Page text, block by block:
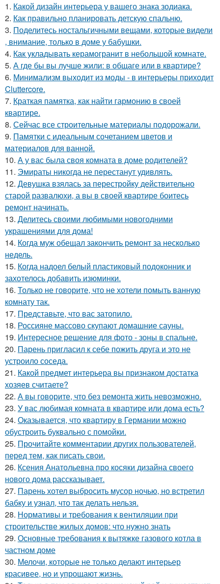
1. Какой дизайн интерьера у вашего знака зодиака.
2. Как правильно планировать детскую спальню.
3. Поделитесь ностальгичными вещами, которые видели
, внимание, только в доме у бабушки.
4. Как укладывать керамогранит в небольшой комнате.
5. А где бы вы лучше жили: в общаге или в квартире?
6. Минимализм выходит из моды - в интерьеры приходит
Cluttercore.
7. Краткая памятка, как найти гармонию в своей
квартире.
8. Сейчас все строительные материалы подорожали.
9. Памятки с идеальным сочетанием цветов и
материалов для ванной.
10. А у вас была своя комната в доме родителей?
11. Эмираты никогда не перестанут удивлять.
12. Девушка взялась за перестройку действительно
старой развалюхи, а вы в своей квартире боитесь
ремонт начинать.
13. Делитесь своими любимыми новогодними
украшениями для дома!
14. Когда муж обещал закончить ремонт за несколько
недель.
15. Когда надоел белый пластиковый подоконник и
захотелось добавить изюминки.
16. Только не говорите, что не хотели помыть ванную
комнату так.
17. Представьте, что вас затопило.
18. Россияне массово скупают домашние сауны.
19. Интересное решение для фото - зоны в спальне.
20. Парень пригласил к себе пожить друга и это не
устроило соседа.
21. Какой предмет интерьера вы признаком достатка
хозяев считаете?
22. А вы говорите, что без ремонта жить невозможно.
23. У вас любимая комната в квартире или дома есть?
24. Оказывается, что квартиру в Германии можно
обустроить буквально с помойки.
25. Прочитайте комментарии других пользователей,
перед тем, как писать свои.
26. Ксения Анатольевна про косяки дизайна своего
нового дома рассказывает.
27. Парень хотел выбросить мусор ночью, но встретил
бабку и узнал, что так делать нельзя.
28. Нормативы и требования к вентиляции при
строительстве жилых домов: что нужно знать
29. Основные требования к вытяжке газового котла в
частном доме
30. Мелочи, которые не только делают интерьер
красивее, но и упрощают жизнь.